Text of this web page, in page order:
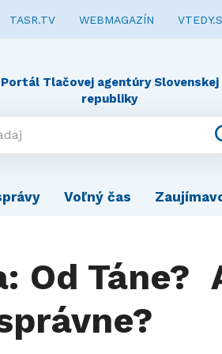
TASR.TV WEBMAGAZÍN
Portál Tlačovej agentúry Slovenskej
republiky
Voľný čas
Od Táne?